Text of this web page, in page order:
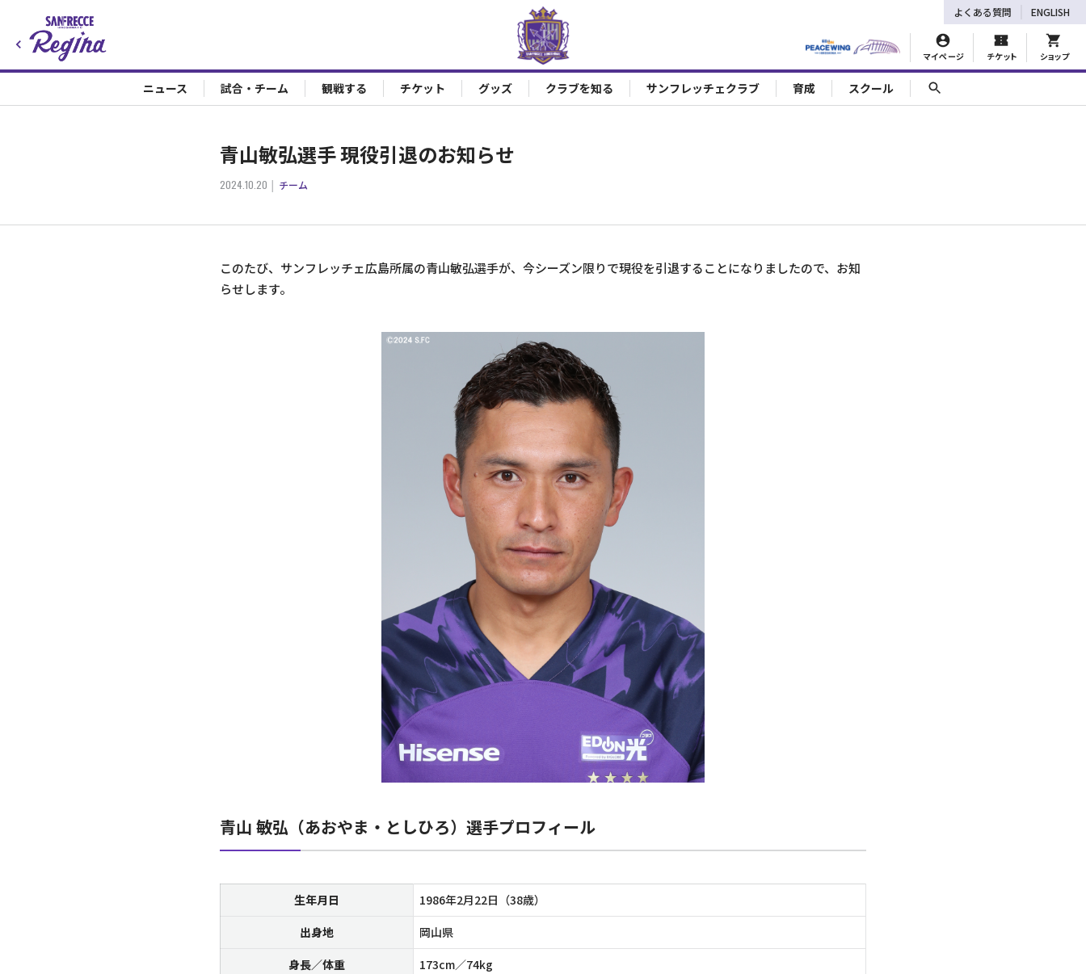
マイページ チケット ショップ
よくある質問 ENGLISH
ニュース 試合・チーム 観戦する チケット グッズ クラブを知る サンフレッチェクラブ 育成 スクール
青山敏弘選手 現役引退のお知らせ
2024.10.20 チーム
このたび、サンフレッチェ広島所属の青山敏弘選手が、今シーズン限りで現役を引退することになりましたので、お知
らせします。
青山 敏弘（あおやま・としひろ）選手プロフィール
生年月日
1986年2月22日（38歳）
出身地
岡山県
身長／体重
173cm／74kg